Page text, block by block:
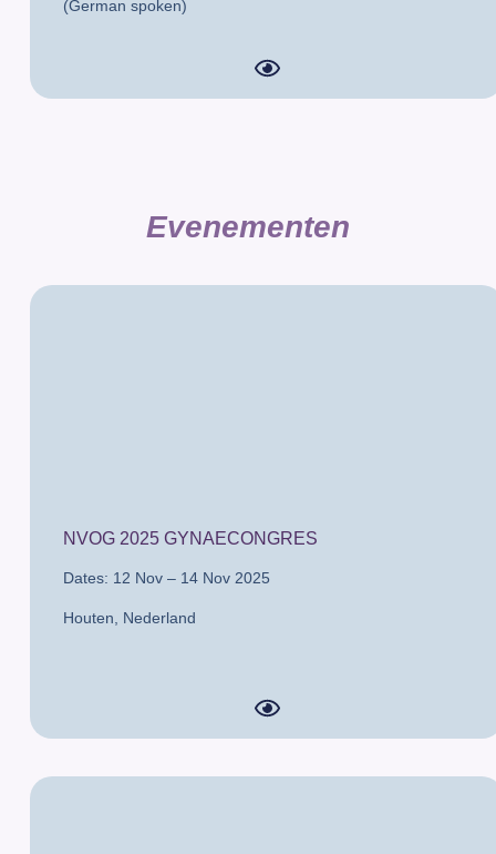
(German spoken)
Evenementen
NVOG 2025 GYNAECONGRES
Dates: 12 Nov – 14 Nov 2025
Houten, Nederland